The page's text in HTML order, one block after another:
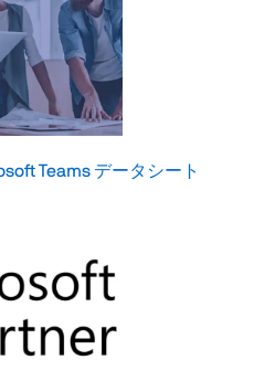
Teams データシート